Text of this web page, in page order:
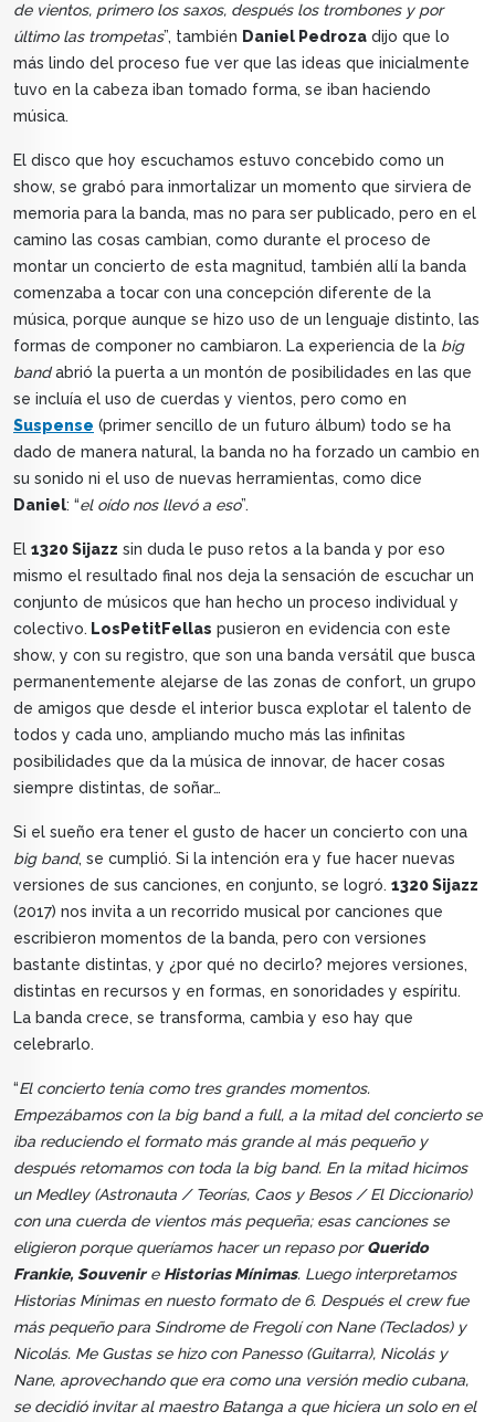
de vientos, primero los saxos, después los trombones y por
último las trompetas”, también Daniel Pedroza dijo que lo
más lindo del proceso fue ver que las ideas que inicialmente
tuvo en la cabeza iban tomado forma, se iban haciendo
música.
El disco que hoy escuchamos estuvo concebido como un
show, se grabó para inmortalizar un momento que sirviera de
memoria para la banda, mas no para ser publicado, pero en el
camino las cosas cambian, como durante el proceso de
montar un concierto de esta magnitud, también allí la banda
comenzaba a tocar con una concepción diferente de la
música, porque aunque se hizo uso de un lenguaje distinto, las
formas de componer no cambiaron. La experiencia de la big
bandabrió la puerta a un montón de posibilidades en las que
se incluía el uso de cuerdas y vientos, pero como en
Suspense (primer sencillo de un futuro álbum) todo se ha
dado de manera natural, la banda no ha forzado un cambio en
su sonido ni el uso de nuevas herramientas, como dice
Daniel: “el oído nos llevó a eso”.
El 1320 Sijazz sin duda le puso retos a la banda y por eso
mismo el resultado final nos deja la sensación de escuchar un
conjunto de músicos que han hecho un proceso individual y
colectivo. LosPetitFellas pusieron en evidencia con este
show, y con su registro, que son una banda versátil que busca
permanentemente alejarse de las zonas de confort, un grupo
de amigos que desde el interior busca explotar el talento de
todos y cada uno, ampliando mucho más las infinitas
posibilidades que da la música de innovar, de hacer cosas
siempre distintas, de soñar…
Si el sueño era tener el gusto de hacer un concierto con una
big band, se cumplió. Si la intención era y fue hacer nuevas
versiones de sus canciones, en conjunto, se logró. 1320 Sijazz
(2017) nos invita a un recorrido musical por canciones que
escribieron momentos de la banda, pero con versiones
bastante distintas, y ¿por qué no decirlo? mejores versiones,
distintas en recursos y en formas, en sonoridades y espíritu.
La banda crece, se transforma, cambia y eso hay que
celebrarlo.
“El concierto tenía como tres grandes momentos.
Empezábamos con la big band a full, a la mitad del concierto se
iba reduciendo el formato más grande al más pequeño y
después retomamos con toda la big band. En la mitad hicimos
un Medley (Astronauta / Teorías, Caos y Besos / El Diccionario)
con una cuerda de vientos más pequeña; esas canciones se
eligieron porque queríamos hacer un repaso porQuerido
Frankie, Souvenire Historias Mínimas. Luego interpretamos
Historias Mínimas en nuesto formato de 6. Después el crew fue
más pequeño para Síndrome de Fregolí con Nane (Teclados) y
Nicolás. Me Gustas se hizo con Panesso (Guitarra), Nicolás y
Nane, aprovechando que era como una versión medio cubana,
se decidió invitar al maestro Batanga a que hiciera un solo en el